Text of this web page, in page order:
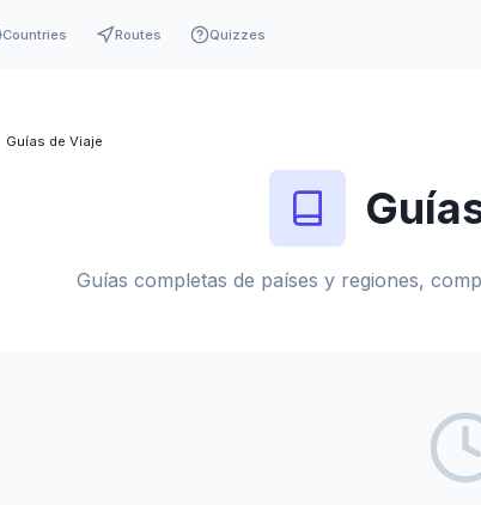
Countries Routes Quizzes
Guías de Viaje
Guías completas de países y regiones,